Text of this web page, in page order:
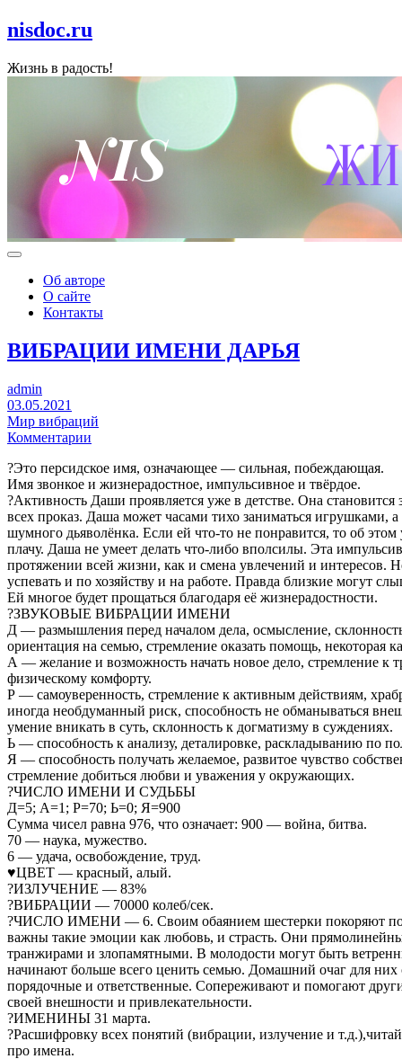
nisdoc.ru
Жизнь в радость!
Об авторе
О сайте
Контакты
ВИБРАЦИИ ИМЕНИ ДАРЬЯ
admin
03.05.2021
Мир вибраций
Комментарии
?Это персидское имя, означающее — сильная, побеждающая.
Имя звонкое и жизнерадостное, импульсивное и твёрдое.
?Активность Даши проявляется уже в детстве. Она становится
всех проказ. Даша может часами тихо заниматься игрушками, а
шумного дьяволёнка. Если ей что-то не понравится, то об этом
плачу. Даша не умеет делать что-либо вполсилы. Эта
протяжении всей жизни, как и смена увлечений и интересов.
успевать и по хозяйству и на работе. Правда близкие могут
Ей многое будет прощаться благодаря её жизнерадостности.
?ЗВУКОВЫЕ ВИБРАЦИИ ИМЕНИ
Д — размышления перед началом дела, осмысление,
ориентация на семью, стремление оказать помощь, некоторая
А — желание и возможность начать новое дело, стремление к
физическому комфорту.
Р — самоуверенность, стремление к активным действиям,
иногда необдуманный риск, способность не обманываться
умение вникать в суть, склонность к догматизму в суждениях.
Ь — способность к анализу, деталировке, раскладыванию по
Я — способность получать желаемое, развитое чувство
стремление добиться любви и уважения у окружающих.
?ЧИСЛО ИМЕНИ И СУДЬБЫ
Д=5; А=1; Р=70; Ь=0; Я=900
Сумма чисел равна 976, что означает: 900 — война, битва.
70 — наука, мужество.
6 — удача, освобождение, труд.
♥️ЦВЕТ — красный, алый.
?ИЗЛУЧЕНИЕ — 83%
?ВИБРАЦИИ — 70000 колеб/сек.
?ЧИСЛО ИМЕНИ — 6. Своим обаянием шестерки покоряют
важны такие эмоции как любовь, и страсть. Они
транжирами и злопамятными. В молодости могут быть
начинают больше всего ценить семью. Домашний очаг для
порядочные и ответственные. Сопереживают и помогают
своей внешности и привлекательности.
?ИМЕНИНЫ 31 марта.
?️Расшифровку всех понятий (вибрации, излучение и
про имена.